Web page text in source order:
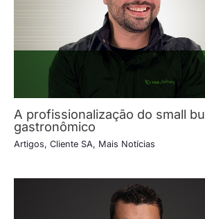
A profissionalização do small
gastronômico
Artigos, Cliente SA, Mais Notícias